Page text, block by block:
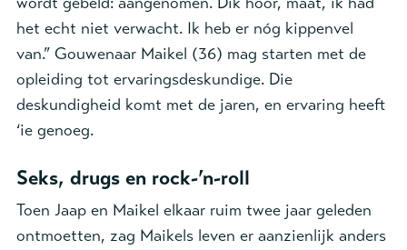
het echt niet verwacht. Ik heb er nóg kippenvel
van.” Gouwenaar Maikel (36) mag starten met de
opleiding tot ervaringsdeskundige. Die
deskundigheid komt met de jaren, en ervaring heeft
‘ie genoeg.
Seks, drugs en rock-’n-roll
Toen Jaap en Maikel elkaar ruim twee jaar geleden
ontmoetten, zag Maikels leven er aanzienlijk anders